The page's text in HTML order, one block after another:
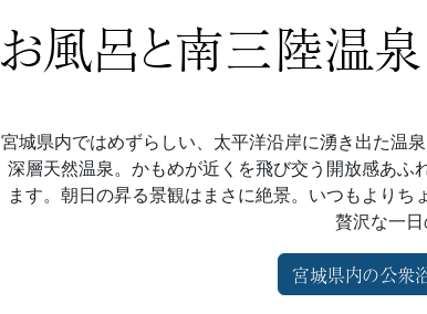
お風呂と南三陸温
宮城県内ではめずらしい、太平洋沿岸に湧き出た温
深層天然温泉。かもめが近くを飛び交う開放感あふ
ます。朝日の昇る景観はまさに絶景。いつもよりち
贅沢な一日
宮城県内の公衆